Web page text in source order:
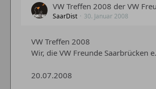
VW Treffen 2008 der VW
SaarDist 30. Januar 2008
VW Treffen 2008
Wir, die VW Freunde Saarbrücken
20.07.2008